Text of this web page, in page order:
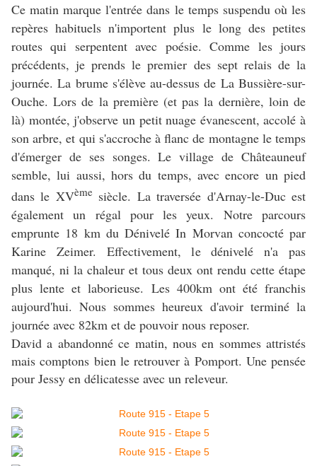
Ce matin marque l'entrée dans le temps suspendu où les
repères habituels n'importent plus le long des petites
routes qui serpentent avec poésie. Comme les jours
précédents, je prends le premier des sept relais de la
journée. La brume s'élève au-dessus de La Bussière-sur-
Ouche. Lors de la première (et pas la dernière, loin de
là) montée, j'observe un petit nuage évanescent, accolé à
son arbre, et qui s'accroche à flanc de montagne le temps
d'émerger de ses songes. Le village de Châteauneuf
semble, lui aussi, hors du temps, avec encore un pied
dans le XVèmesiècle. La traversée d'Arnay-le-Duc est
également un régal pour les yeux. Notre parcours
emprunte 18 km du Dénivelé In Morvan concocté par
Karine Zeimer. Effectivement, le dénivelé n'a pas
manqué, ni la chaleur et tous deux ont rendu cette étape
plus lente et laborieuse. Les 400km ont été franchis
aujourd'hui. Nous sommes heureux d'avoir terminé la
journée avec 82km et de pouvoir nous reposer.
David a abandonné ce matin, nous en sommes attristés
mais comptons bien le retrouver à Pomport. Une pensée
pour Jessy en délicatesse avec un releveur.